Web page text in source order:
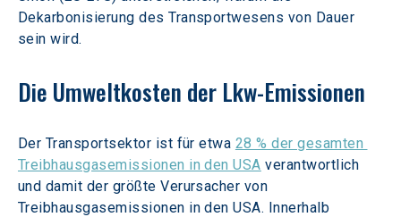
Dekarbonisierung des Transportwesens von Dauer
sein wird.
Die Umweltkosten der Lkw-Emissionen
Der Transportsektor ist für etwa 28 % der gesamten
Treibhausgasemissionen in den USA verantwortlich
und damit der größte Verursacher von
Treibhausgasemissionen in den USA. Innerhalb